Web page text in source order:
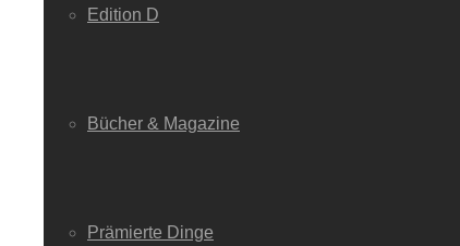
Edition D
Bücher & Magazine
Prämierte Dinge